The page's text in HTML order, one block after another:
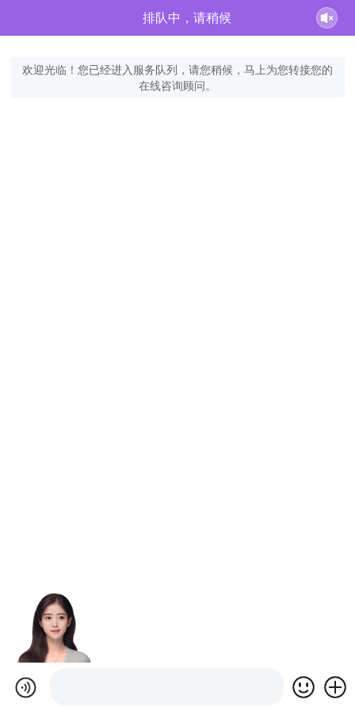
排队中，请稍候
欢迎光临！您已经进入服务队列，请您稍候，马上为您转接您的
在线咨询顾问。